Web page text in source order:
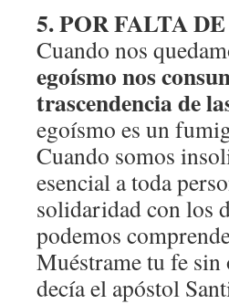
5. POR FALTA
Cuando nos
egoísmo nos
trascendencia de
egoísmo es un
Cuando somos
esencial a toda
solidaridad con los
podemos
Muéstrame tu fe
decía el apóstol